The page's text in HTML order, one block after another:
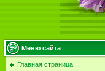
Меню сайта
Главная страница